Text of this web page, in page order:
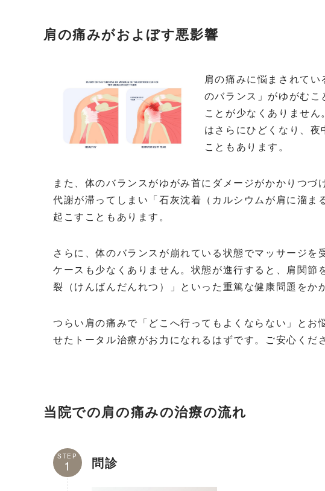
肩の痛みがおよぼす悪影響
肩の痛みに悩まされて
のバランス」がゆがむ
ことが少なくありませ
はさらにひどくなり、
こともあります。
また、体のバランスがゆがみ首にダメージがかかりつ
代謝が滞ってしまい「石灰沈着（カルシウムが肩に溜ま
起こすこともあります。
さらに、体のバランスが崩れている状態でマッサージを
ケースも少なくありません。状態が進行すると、肩関
裂（けんばんだんれつ）」といった重篤な健康問題をか
つらい肩の痛みで「どこへ行ってもよくならない」と
せたトータル治療がお力になれるはずです。ご安心くだ
当院での肩の痛みの治療の流れ
STEP 問診